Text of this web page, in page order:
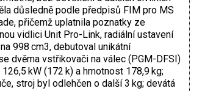
důsledně podle předpisů FIM pro MS
přičemž uplatnila poznatky ze
vidlici Unit Pro-Link, radiální ustavení
998 cm3, debutoval unikátní
dvěma vstřikovači na válec (PGM-DFSI)
kW (172 k) a hmotnost 178,9 kg;
stroj byl odlehčen o další 3 kg; devátá